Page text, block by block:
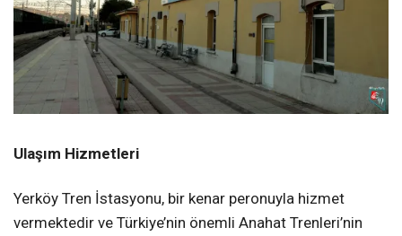
Ulaşım Hizmetleri
Yerköy Tren İstasyonu, bir kenar peronuyla hizmet
vermektedir ve Türkiye’nin önemli Anahat Trenleri’nin